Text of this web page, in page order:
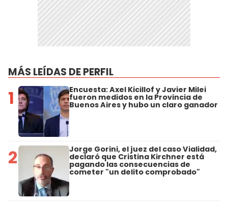
MÁS LEÍDAS DE PERFIL
1 Encuesta: Axel Kicillof y Javier Milei
fueron medidos en la Provincia de
Buenos Aires y hubo un claro ganador
2 Jorge Gorini, el juez del caso Vialidad,
declaró que Cristina Kirchner está
pagando las consecuencias de
cometer "un delito comprobado"